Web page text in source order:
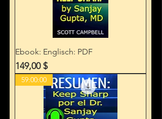
Ebook: Englisch: PDF
Preis
149,00 $
59:00:00